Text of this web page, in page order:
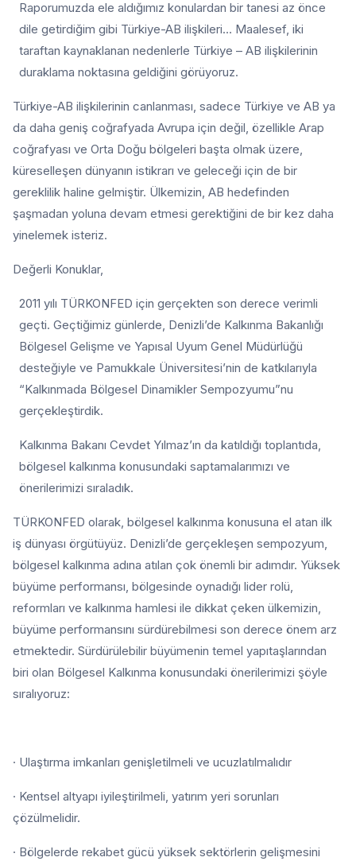
Raporumuzda ele aldığımız konulardan bir tanesi az önce
dile getirdiğim gibi Türkiye-AB ilişkileri… Maalesef, iki
taraftan kaynaklanan nedenlerle Türkiye – AB ilişkilerinin
duraklama noktasına geldiğini görüyoruz.
Türkiye-AB ilişkilerinin canlanması, sadece Türkiye ve AB ya
da daha geniş coğrafyada Avrupa için değil, özellikle Arap
coğrafyası ve Orta Doğu bölgeleri başta olmak üzere,
küreselleşen dünyanın istikrarı ve geleceği için de bir
gereklilik haline gelmiştir. Ülkemizin, AB hedefinden
şaşmadan yoluna devam etmesi gerektiğini de bir kez daha
yinelemek isteriz.
Değerli Konuklar,
2011 yılı TÜRKONFED için gerçekten son derece verimli
geçti. Geçtiğimiz günlerde, Denizli’de Kalkınma Bakanlığı
Bölgesel Gelişme ve Yapısal Uyum Genel Müdürlüğü
desteğiyle ve Pamukkale Üniversitesi’nin de katkılarıyla
“Kalkınmada Bölgesel Dinamikler Sempozyumu”nu
gerçekleştirdik.
Kalkınma Bakanı Cevdet Yılmaz’ın da katıldığı toplantıda,
bölgesel kalkınma konusundaki saptamalarımızı ve
önerilerimizi sıraladık.
TÜRKONFED olarak, bölgesel kalkınma konusuna el atan ilk
iş dünyası örgütüyüz. Denizli’de gerçekleşen sempozyum,
bölgesel kalkınma adına atılan çok önemli bir adımdır. Yüksek
büyüme performansı, bölgesinde oynadığı lider rolü,
reformları ve kalkınma hamlesi ile dikkat çeken ülkemizin,
büyüme performansını sürdürebilmesi son derece önem arz
etmektedir. Sürdürülebilir büyümenin temel yapıtaşlarından
biri olan Bölgesel Kalkınma konusundaki önerilerimizi şöyle
sıralıyoruz:
· Ulaştırma imkanları genişletilmeli ve ucuzlatılmalıdır
· Kentsel altyapı iyileştirilmeli, yatırım yeri sorunları
çözülmelidir.
· Bölgelerde rekabet gücü yüksek sektörlerin gelişmesini